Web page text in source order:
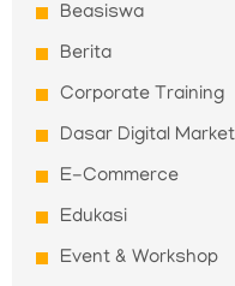
Beasiswa
Berita
Corporate Training
Dasar Digital
E-Commerce
Edukasi
Event & Workshop